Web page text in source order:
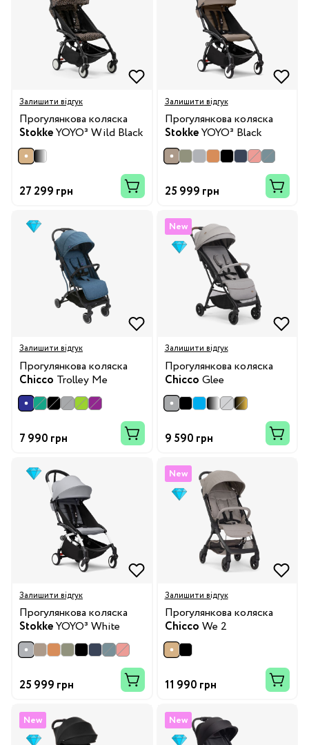
Залишити відгук
Прогулянкова коляска
StokkeYOYO³ Wild Black
27 299 грн
Залишити відгук
Прогулянкова коляска
StokkeYOYO³ Black
25 999 грн
Залишити відгук
Прогулянкова коляска
Chicco Trolley Me
7 990 грн
New
Залишити відгук
Прогулянкова коляска
Chicco Glee
9 590 грн
Залишити відгук
Прогулянкова коляска
StokkeYOYO³ White
25 999 грн
New
Залишити відгук
Прогулянкова коляска
Chicco We 2
11 990 грн
New New